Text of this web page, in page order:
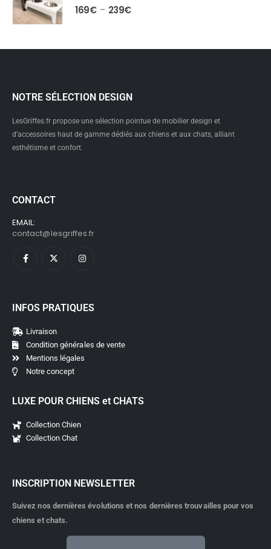
169€ – 239€
NOTRE SÉLECTION DESIGN
LesGriffes.fr propose une sélection pointue de mobilier design et
d’accessoires haut de gamme dédiés aux chiens et aux chats, alliant
esthétisme et confort.
CONTACT
EMAIL:
contact@lesgriffes.fr
INFOS PRATIQUES
Livraison
Condition générales de vente
Mentions légales
Notre concept
LUXE POUR CHIENS et CHATS
Collection Chien
Collection Chat
INSCRIPTION NEWSLETTER
Suivez nos dernières évolutions et nos dernières trouvailles pour vos
chiens et chats.